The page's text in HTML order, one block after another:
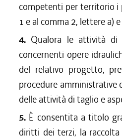
competenti per territorio i
1 e al comma 2, lettere a)
4. Qualora le attività
concernenti opere
del relativo progetto,
procedure amministrative
delle attività di taglio e
5. È consentita a titolo
diritti dei terzi, la